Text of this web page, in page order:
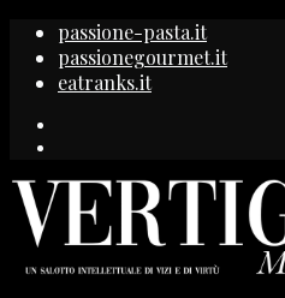
passione-pasta.it
passionegourmet.it
eatranks.it